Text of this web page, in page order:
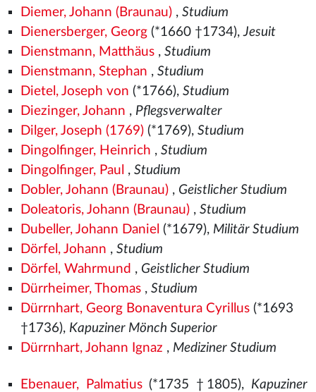
Diemer, Johann (Braunau), Studium
Dienersberger, Georg(*1660 †1734),Jesuit
Dienstmann, Matthäus, Studium
Dienstmann, Stephan , Studium
Dietel, Joseph von (*1766), Studium
Diezinger, Johann , Pflegsverwalter
Dilger, Joseph (1769)(*1769), Studium
Dingolfinger, Heinrich , Studium
Dingolfinger, Paul , Studium
Dobler, Johann (Braunau), Geistlicher Studium
Doleatoris, Johann (Braunau), Studium
Dubeller, Johann Daniel (*1679), Militär Studium
Dörfel, Johann , Studium
Dörfel, Wahrmund , Geistlicher Studium
Dürrheimer, Thomas, Studium
Dürrnhart, Georg Bonaventura Cyrillus(*1693
†1736), Kapuziner Mönch Superior
Dürrnhart, Johann Ignaz , Mediziner Studium
Ebenauer, Palmatius(*1735 †1805), Kapuziner